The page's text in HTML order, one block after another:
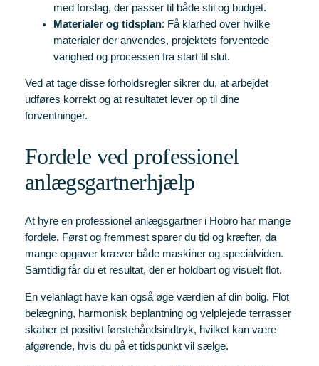
med forslag, der passer til både stil og budget.
Materialer og tidsplan: Få klarhed over hvilke
materialer der anvendes, projektets forventede
varighed og processen fra start til slut.
Ved at tage disse forholdsregler sikrer du, at arbejdet
udføres korrekt og at resultatet lever op til dine
forventninger.
Fordele ved professionel
anlægsgartnerhjælp
At hyre en professionel anlægsgartner i Hobro har mange
fordele. Først og fremmest sparer du tid og kræfter, da
mange opgaver kræver både maskiner og specialviden.
Samtidig får du et resultat, der er holdbart og visuelt flot.
En velanlagt have kan også øge værdien af din bolig. Flot
belægning, harmonisk beplantning og velplejede terrasser
skaber et positivt førstehåndsindtryk, hvilket kan være
afgørende, hvis du på et tidspunkt vil sælge.